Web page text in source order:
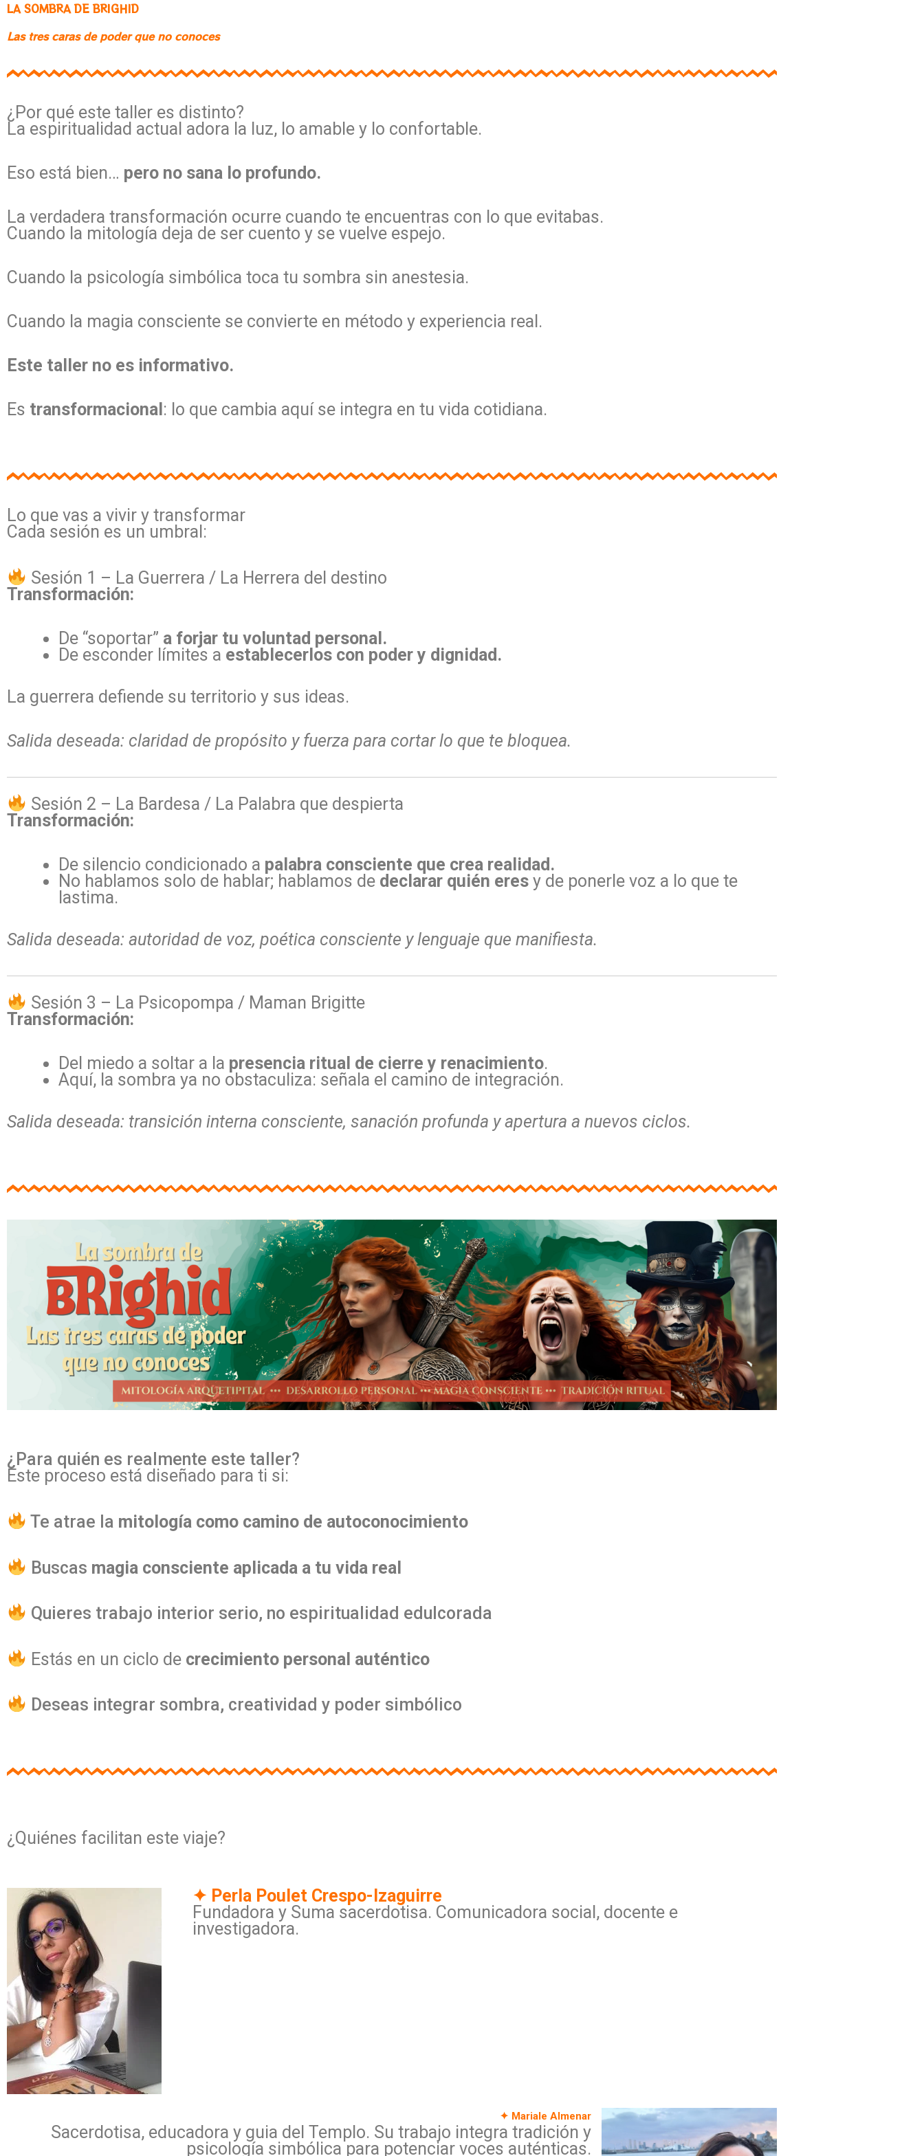
LA SOMBRA DE BRIGHID
Las tres caras de poder que no conoces
¿Por qué este taller es distinto?
La espiritualidad actual adora la luz, lo amable y lo confortable.
Eso está bien… pero no sana lo profundo.
La verdadera transformación ocurre cuando te encuentras con lo que evitabas.
Cuando la mitología deja de ser cuento y se vuelve espejo.
Cuando la psicología simbólica toca tu sombra sin anestesia.
Cuando la magia consciente se convierte en método y experiencia real.
Este taller no es informativo.
Es transformacional : lo que cambia aquí se integra en tu vida cotidiana.
Lo que vas a vivir y transformar
Cada sesión es un umbral:
Sesión 1 – La Guerrera / La Herrera del destino
Transformación:
De “soportar” a forjar tu voluntad personal.
De esconder límites a establecerlos con poder y dignidad.
La guerrera defiende su territorio y sus ideas.
Salida deseada: claridad de propósito y fuerza para cortar lo que te bloquea.
Sesión 2 – La Bardesa / La Palabra que despierta
Transformación:
De silencio condicionado a palabra consciente que crea realidad.
No hablamos solo de hablar; hablamos de declarar quién eres y de ponerle voz a lo que te
lastima.
Salida deseada: autoridad de voz, poética consciente y lenguaje que manifiesta.
Sesión 3 – La Psicopompa / Maman Brigitte
Transformación:
Del miedo a soltar a la presencia ritual de cierre y renacimiento.
Aquí, la sombra ya no obstaculiza: señala el camino de integración.
Salida deseada: transición interna consciente, sanación profunda y apertura a nuevos ciclos.
¿Para quién es realmente este taller?
Este proceso está diseñado para ti si:
Te atrae la mitología como camino de autoconocimiento
Buscas magia consciente aplicada a tu vida real
Quieres trabajo interior serio, no espiritualidad edulcorada
Estás en un ciclo de crecimiento personal auténtico
Deseas integrar sombra, creatividad y poder simbólico
¿Quiénes facilitan este viaje?
✦ Perla Poulet Crespo-Izaguirre
Fundadora y Suma sacerdotisa. Comunicadora social, docente e
investigadora.
✦ Mariale Almenar
Sacerdotisa, educadora y guia del Templo. Su trabajo integra tradición y
psicología simbólica para potenciar voces auténticas.